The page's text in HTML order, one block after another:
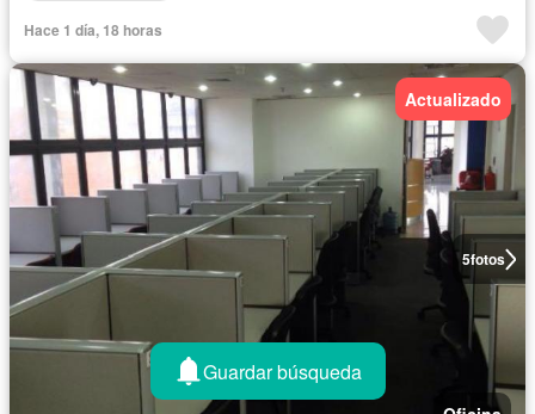
Hace 1 día, 18 horas
5fotos
Actualizado
Guardar búsqueda